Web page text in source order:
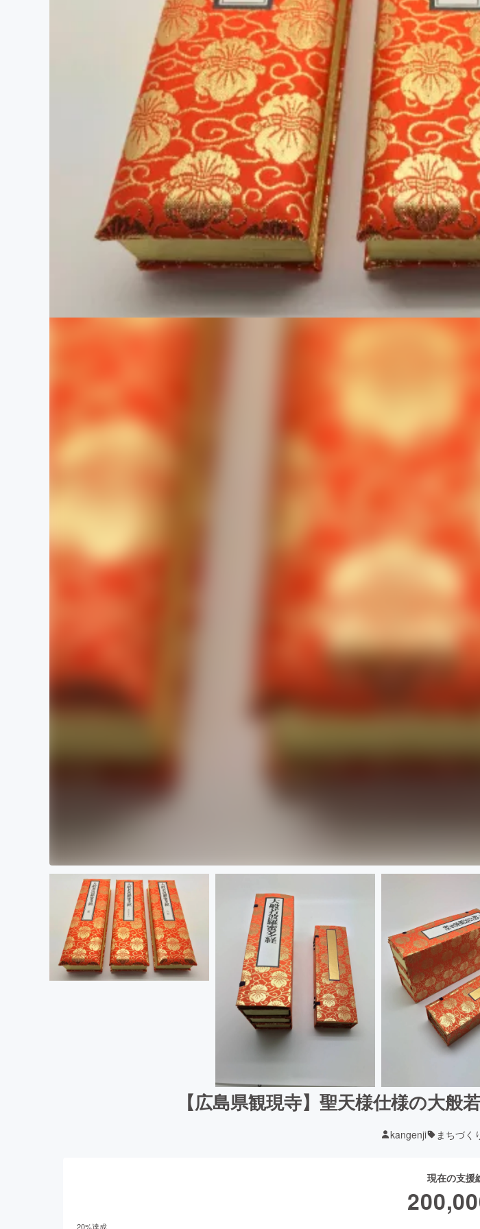
【広島県観現寺】聖天様仕様の大
kangenji まちづく
現在の支援
20%達成